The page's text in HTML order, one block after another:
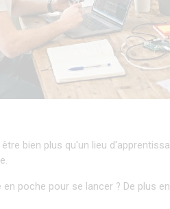
être bien plus qu'un lieu
poche pour se lancer ? De plus